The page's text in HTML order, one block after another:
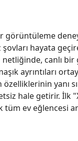
görüntüleme
hayata
netliğinde, canlı
ayrıntıları
yanı
hale getirir. İlk
ev eğlencesi